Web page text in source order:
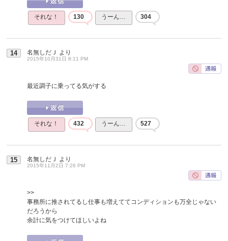
それな！ 130 うーん… 304
14 名無しだＪ より
2015年10月31日 8:11 PM
最近調子に乗ってる気がする
それな！ 432 うーん… 527
15 名無しだＪ より
2015年11月2日 7:26 PM
>>
事務所に推されてるし仕事も増えててコンディションも万全じゃない
だろうから
余計に気をつけてほしいよね